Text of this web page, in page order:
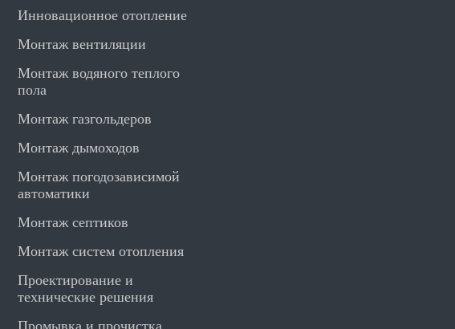
Инновационное отопление
Монтаж вентиляции
Монтаж водяного теплого
пола
Монтаж газгольдеров
Монтаж дымоходов
Монтаж погодозависимой
автоматики
Монтаж септиков
Монтаж систем отопления
Проектирование и
технические решения
Промывка и прочистка